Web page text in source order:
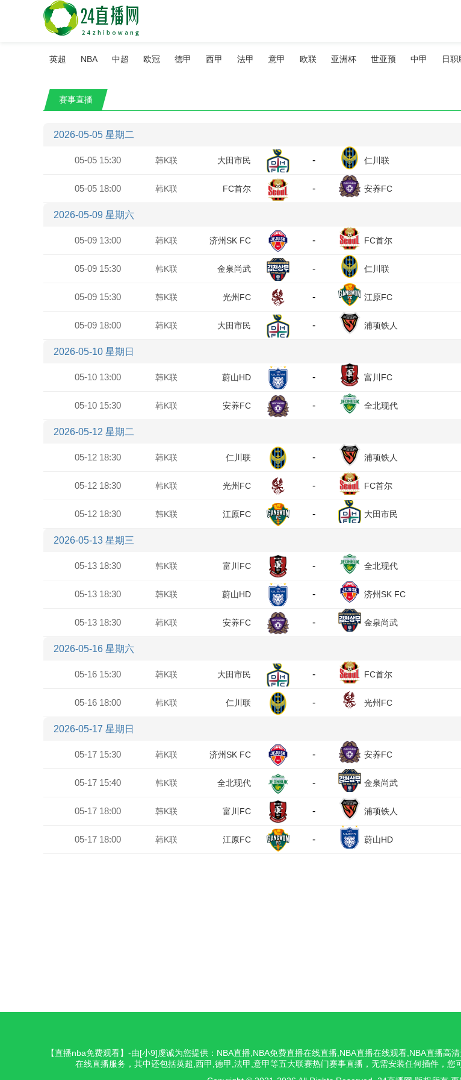
英超 NBA 中超 欧冠 德甲 西甲 法甲 意甲 欧联 亚洲杯 世亚预 中甲 日职
赛事直播
2026-05-05 星期二
05-05 15:30 韩K联 大田市民 - 仁川联
05-05 18:00 韩K联 FC首尔 - 安养FC
2026-05-09 星期六
05-09 13:00 韩K联 济州SK FC - FC首尔
05-09 15:30 韩K联 金泉尚武 - 仁川联
05-09 15:30 韩K联 光州FC - 江原FC
05-09 18:00 韩K联 大田市民 - 浦项铁人
2026-05-10 星期日
05-10 13:00 韩K联 蔚山HD - 富川FC
05-10 15:30 韩K联 安养FC - 全北现代
2026-05-12 星期二
05-12 18:30 韩K联 仁川联 - 浦项铁人
05-12 18:30 韩K联 光州FC - FC首尔
05-12 18:30 韩K联 江原FC - 大田市民
2026-05-13 星期三
05-13 18:30 韩K联 富川FC - 全北现代
05-13 18:30 韩K联 蔚山HD - 济州SK FC
05-13 18:30 韩K联 安养FC - 金泉尚武
2026-05-16 星期六
05-16 15:30 韩K联 大田市民 - FC首尔
05-16 18:00 韩K联 仁川联 - 光州FC
2026-05-17 星期日
05-17 15:30 韩K联 济州SK FC - 安养FC
05-17 15:40 韩K联 全北现代 - 金泉尚武
05-17 18:00 韩K联 富川FC - 浦项铁人
05-17 18:00 韩K联 江原FC - 蔚山HD
【直播nba免费观看】-由[小9]虔诚为您提供：NBA直播,NBA免费直播在线直播,NBA直播在线观看,NBA直播
在线直播服务，其中还包括英超,西甲,德甲,法甲,意甲等五大联赛热门赛事直播，无需安装任何插件，您